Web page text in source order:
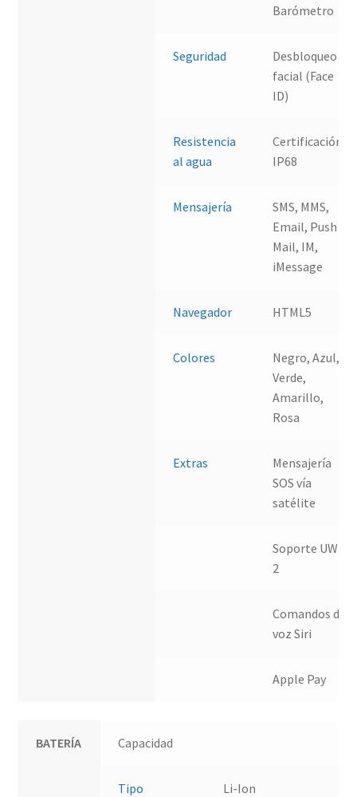
Barómetro
Seguridad
Desbloqueo
facial (Face
ID)
Resistencia
al agua
Certificación
IP68
Mensajería
SMS, MMS,
Email, Push
Mail, IM,
iMessage
Navegador HTML5
Colores
Negro, Azul,
Verde,
Amarillo,
Rosa
Extras
Mensajería
SOS vía
satélite
Soporte UWB
2
Comandos de
voz Siri
Apple Pay
BATERÍA Capacidad
Tipo Li-Ion